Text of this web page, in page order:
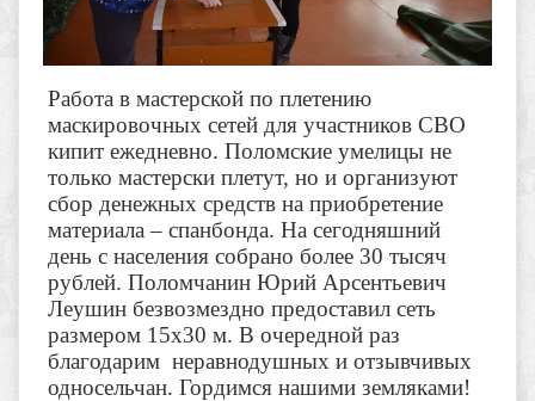
Работа в мастерской по плетению
маскировочных сетей для участников СВО
кипит ежедневно. Поломские умелицы не
только мастерски плетут, но и организуют
сбор денежных средств на приобретение
материала – спанбонда. На сегодняшний
день с населения собрано более 30 тысяч
рублей. Поломчанин Юрий Арсентьевич
Леушин безвозмездно предоставил сеть
размером 15х30 м. В очередной раз
благодарим неравнодушных и отзывчивых
односельчан. Гордимся нашими земляками!